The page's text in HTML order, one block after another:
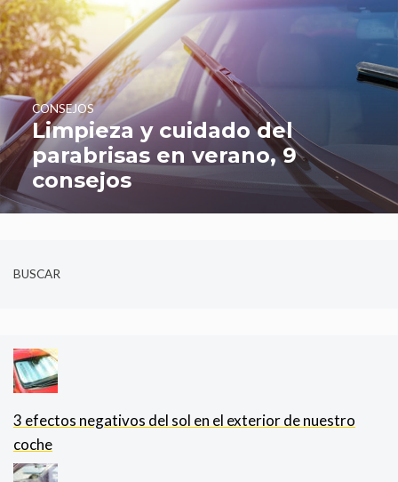
Limpieza y cuidado del
parabrisas en verano, 9
consejos
CONSEJOS
BUSCAR
3 efectos negativos del sol en el exterior de nuestro
coche